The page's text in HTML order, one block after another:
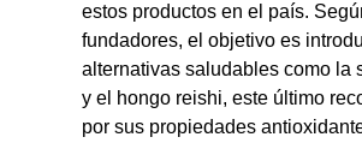
estos productos en el país.
fundadores, el objetivo es
alternativas saludables como la
y el hongo reishi, este último
por sus propiedades